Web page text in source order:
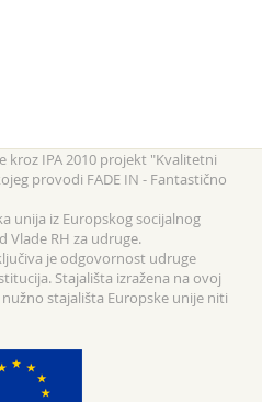
kroz IPA 2010 projekt "Kvalitetni
provodi FADE IN - Fantastično
unija iz Europskog socijalnog
Vlade RH za udruge.
je odgovornost udruge
Stajališta izražena na ovoj
stajališta Europske unije niti